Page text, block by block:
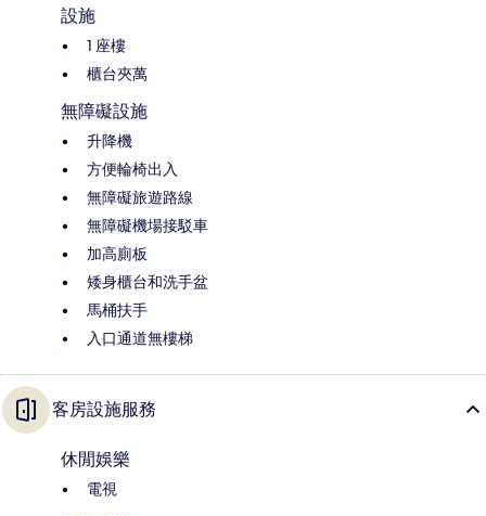
設施
1 座樓
櫃台夾萬
無障礙設施
升降機
方便輪椅出入
無障礙旅遊路線
無障礙機場接駁車
加高廁板
矮身櫃台和洗手盆
馬桶扶手
入口通道無樓梯
客房設施服務
休閒娛樂
電視